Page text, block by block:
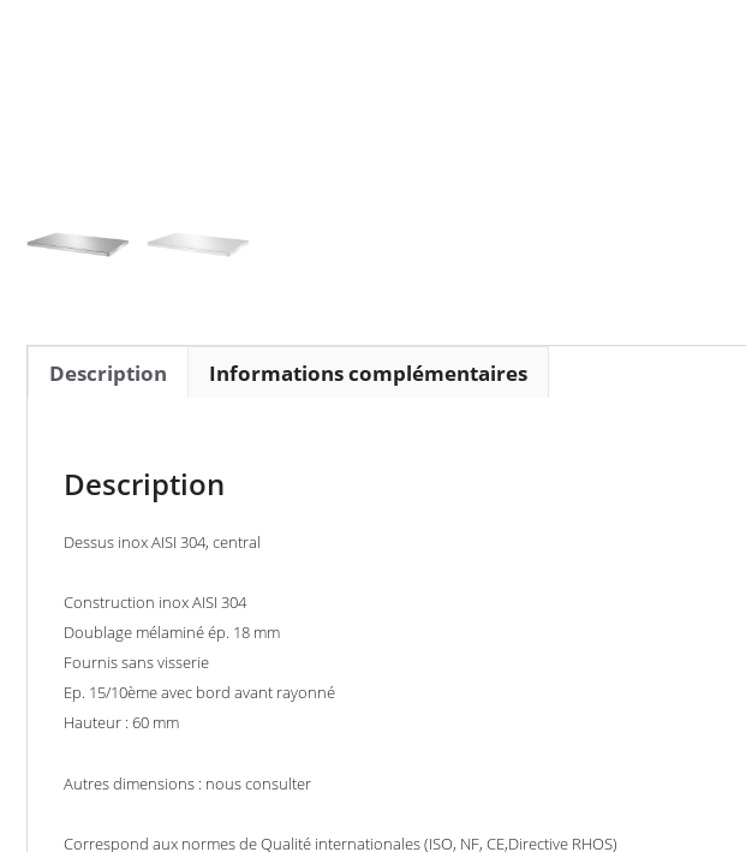
Description Informations complémentaires
Description
Dessus inox AISI 304, central
Construction inox AISI 304
Doublage mélaminé ép. 18 mm
Fournis sans visserie
Ep. 15/10ème avec bord avant rayonné
Hauteur : 60 mm
Autres dimensions : nous consulter
Correspond aux normes de Qualité internationales (ISO, NF, CE,Directive RHOS)